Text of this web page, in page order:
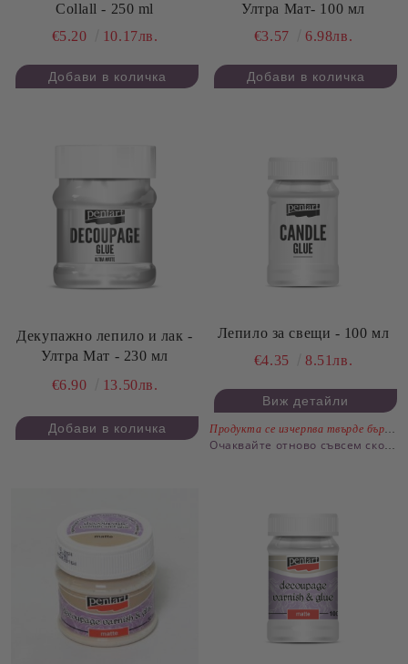
Collall - 250 ml
€5.20
10.17лв.
Ултра Мат- 100 мл
€3.57
6.98лв.
Декупажно лепило и лак -
Ултра Мат - 230 мл
€6.90
13.50лв.
Лепило за свещи - 100 мл
€4.35
8.51лв.
Виж детайли
Продукта се изчерпва твърде бързо.
Очаквайте отново съвсем скоро